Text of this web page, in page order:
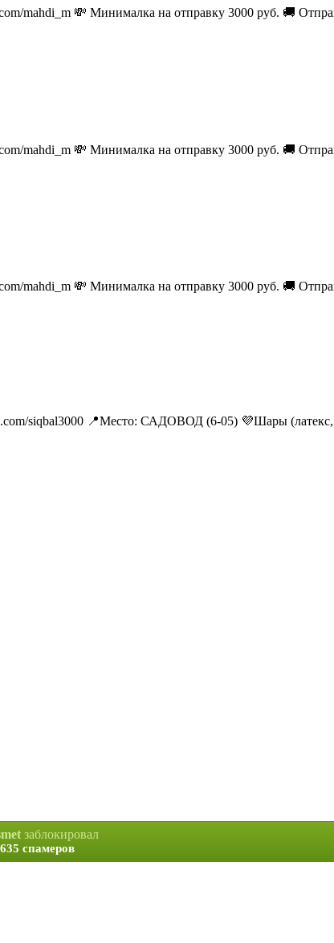
mahdi_m 💸 Минималка на отправку 3000 руб. 🚚
mahdi_m 💸 Минималка на отправку 3000 руб. 🚚
mahdi_m 💸 Минималка на отправку 3000 руб. 🚚
siqbal3000 📍Место: САДОВОД (6-05) 💜Шары
заблокировал
635 спамеров